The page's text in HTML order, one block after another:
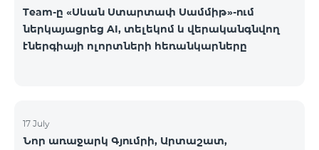
Team-ը «Սևան Ստարտափ Սամմիթ»-ում
ներկայացրեց AI, տելեկոմ և վերականգնվող
էներգիայի ոլորտների հեռանկարները
17 July
Նոր առաջարկ Գյումրի, Արտաշատ,